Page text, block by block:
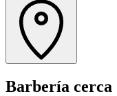
Barbería cerca